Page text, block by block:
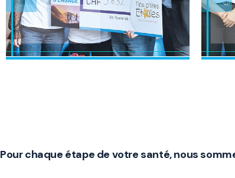
Pour chaque étape de votre santé, nous